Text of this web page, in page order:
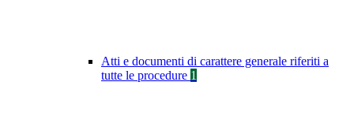
Atti e documenti di carattere generale riferiti a
tutte le procedure 1